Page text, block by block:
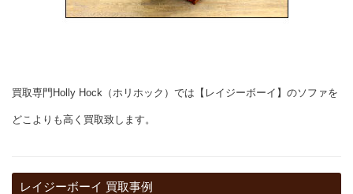
買取専門Holly Hock（ホリホック）では【レイジーボーイ】のソファを
どこよりも高く買取致します。
レイジーボーイ 買取事例